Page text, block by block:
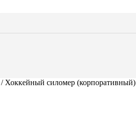
/ Хоккейный силомер (корпоративный)